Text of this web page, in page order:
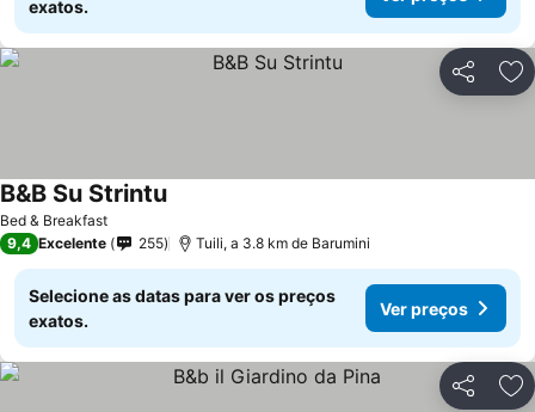
exatos.
Partilhar
Bed & Breakfast
B&B Su Strintu
9,4 Excelente 255 Tuili, a 3.8 km de Barumini
Selecione as datas para ver os preços
exatos.
Ver preços
Partilhar